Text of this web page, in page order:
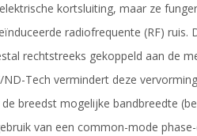
kortsluiting, maar ze
radiofrequente (RF) ruis.
rechtstreeks gekoppeld aan de
Tech vermindert deze
breedst mogelijke bandbreedte
van een common-mode